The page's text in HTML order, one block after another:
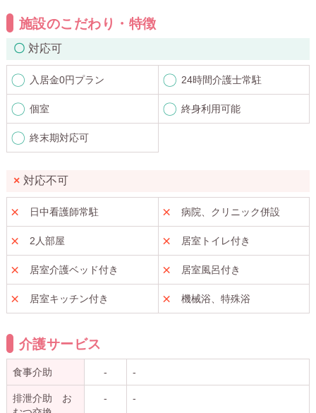
施設のこだわり・特徴
対応可
入居金0円プラン 24時間介護士常駐
個室 終身利用可能
終末期対応可
対応不可
日中看護師常駐 病院、クリニック併設
2人部屋 居室トイレ付き
居室介護ベッド付き 居室風呂付き
居室キッチン付き 機械浴、特殊浴
介護サービス
食事介助 - -
排泄介助 お
- -